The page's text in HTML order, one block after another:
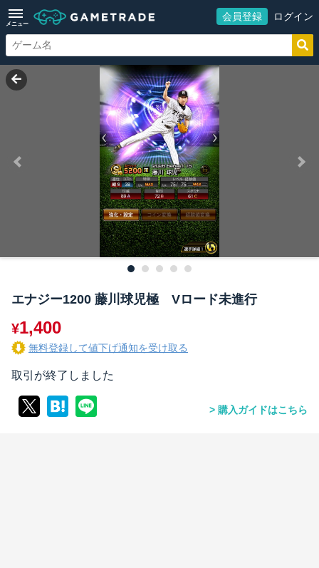
メニュー
会員登録 ログイン
エナジー1200 藤川球児極 Vロード未進行
¥1,400
無料登録して値下げ通知を受け取る
取引が終了しました
購入ガイドはこちら